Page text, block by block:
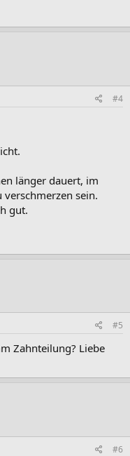
#4
länger dauert, im
sein.
gut.
#5
Zahnteilung? Liebe
#6